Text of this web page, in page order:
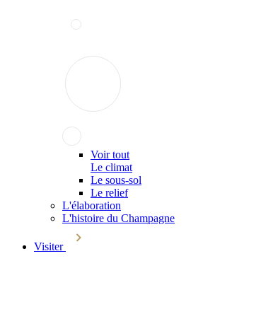
Voir tout
Le climat
Le sous-sol
Le relief
L'élaboration
L'histoire du Champagne
Visiter